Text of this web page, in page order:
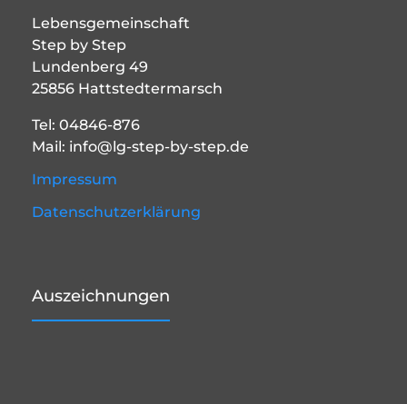
Lebensgemeinschaft
Step by Step
Lundenberg 49
25856 Hattstedtermarsch
Tel: 04846-876
Mail: info@lg-step-by-step.de
Impressum
Datenschutzerklärung
Auszeichnungen